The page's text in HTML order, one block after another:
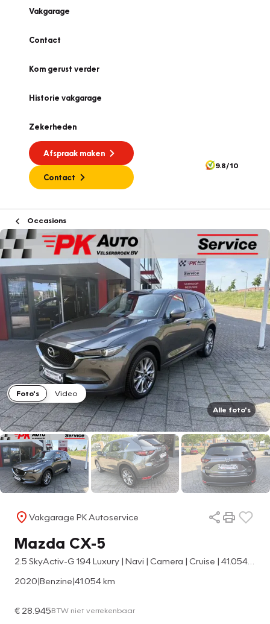
Vakgarage
Contact
Kom gerust verder
Historie vakgarage
Zekerheden
Afspraak maken
Contact
9.8/10
Occasions
Foto's
Video
Alle foto's
Vakgarage PK Autoservice
Mazda CX-5
2020|Benzine|41.054 km
€ 28.945BTW niet verrekenbaar